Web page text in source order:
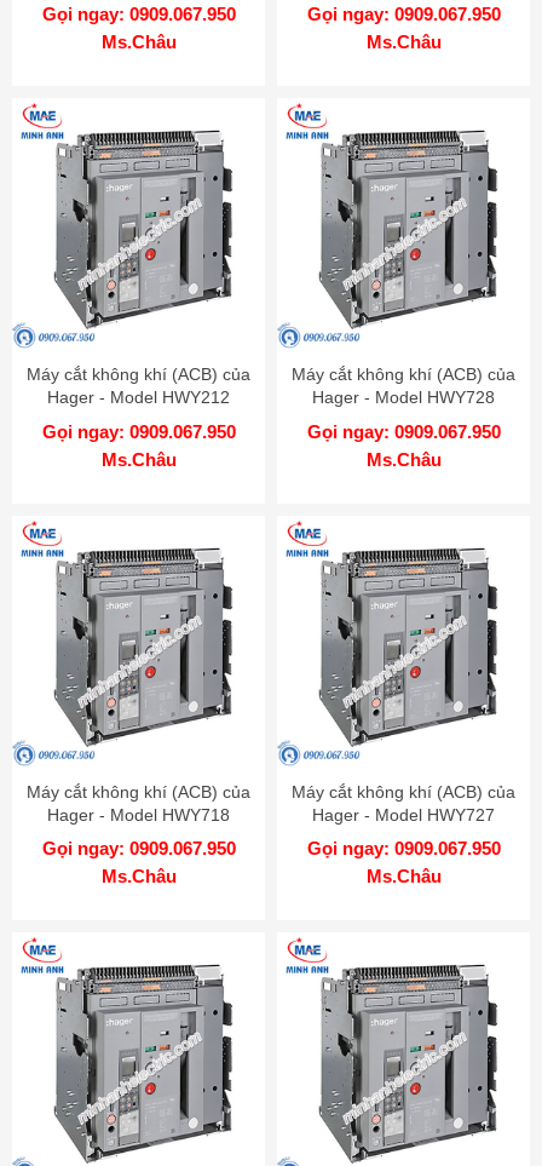
Gọi ngay: 0909.067.950
Ms.Châu
Gọi ngay: 0909.067.950
Ms.Châu
Máy cắt không khí (ACB) của
Hager - Model HWY212
Gọi ngay: 0909.067.950
Ms.Châu
Máy cắt không khí (ACB) của
Hager - Model HWY728
Gọi ngay: 0909.067.950
Ms.Châu
Máy cắt không khí (ACB) của
Hager - Model HWY718
Gọi ngay: 0909.067.950
Ms.Châu
Máy cắt không khí (ACB) của
Hager - Model HWY727
Gọi ngay: 0909.067.950
Ms.Châu